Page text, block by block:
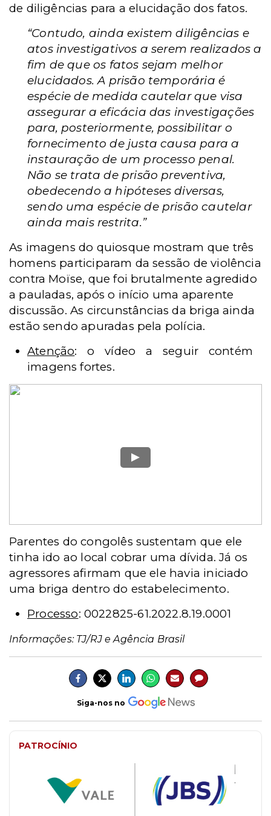
de diligências para a elucidação dos fatos.
“Contudo, ainda existem diligências e
atos investigativos a serem realizados a
fim de que os fatos sejam melhor
elucidados. A prisão temporária é
espécie de medida cautelar que visa
assegurar a eficácia das investigações
para, posteriormente, possibilitar o
fornecimento de justa causa para a
instauração de um processo penal.
Não se trata de prisão preventiva,
obedecendo a hipóteses diversas,
sendo uma espécie de prisão cautelar
ainda mais restrita.”
As imagens do quiosque mostram que três
homens participaram da sessão de violência
contra Moïse, que foi brutalmente agredido
a pauladas, após o início uma aparente
discussão. As circunstâncias da briga ainda
estão sendo apuradas pela polícia.
Atenção: o vídeo a seguir contém
imagens fortes.
Parentes do congolês sustentam que ele
tinha ido ao local cobrar uma dívida. Já os
agressores afirmam que ele havia iniciado
uma briga dentro do estabelecimento.
Processo: 0022825-61.2022.8.19.0001
Informações: TJ/RJ e Agência Brasil
Siga-nos no
PATROCÍNIO